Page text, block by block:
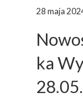
28 maja
ka